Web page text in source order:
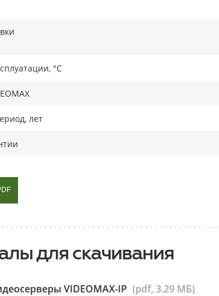
°C
лет
для скачивания
VIDEOMAX-IP (pdf, 3.29 МБ)